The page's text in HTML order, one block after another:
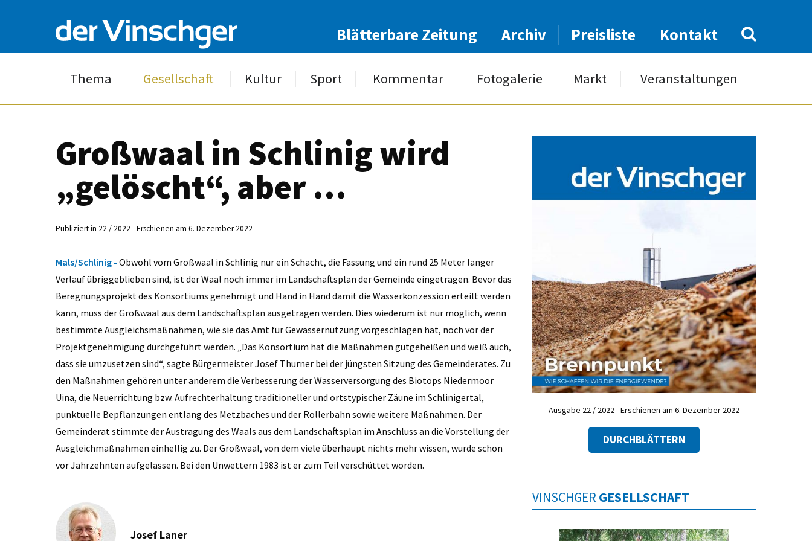
Blätterbare Zeitung Archiv Preisliste Kontakt
Thema Gesellschaft Kultur Sport Kommentar Fotogalerie Markt Veranstaltungen
Großwaal in Schlinig wird
„gelöscht“, aber …
Publiziert in 22 / 2022 - Erschienen am 6. Dezember 2022
Mals/Schlinig - Obwohl vom Großwaal in Schlinig nur ein Schacht, die Fassung und ein rund 25 Meter langer
Verlauf übriggeblieben sind, ist der Waal noch immer im Landschaftsplan der Gemeinde eingetragen. Bevor das
Beregnungsprojekt des Konsortiums genehmigt und Hand in Hand damit die Wasserkonzession erteilt werden
kann, muss der Großwaal aus dem Landschaftsplan ausgetragen werden. Dies wiederum ist nur möglich, wenn
bestimmte Ausgleichsmaßnahmen, wie sie das Amt für Gewässernutzung vorgeschlagen hat, noch vor der
Projektgenehmigung durchgeführt werden. „Das Konsortium hat die Maßnahmen gutgeheißen und weiß auch,
dass sie umzusetzen sind“, sagte Bürgermeister Josef Thurner bei der jüngsten Sitzung des Gemeinderates. Zu
den Maßnahmen gehören unter anderem die Verbesserung der Wasserversorgung des Biotops Niedermoor
Uina, die Neuerrichtung bzw. Aufrechterhaltung traditioneller und ortstypischer Zäune im Schlinigertal,
punktuelle Bepflanzungen entlang des Metzbaches und der Rollerbahn sowie weitere Maßnahmen. Der
Gemeinderat stimmte der Austragung des Waals aus dem Landschaftsplan im Anschluss an die Vorstellung der
Ausgleichmaßnahmen einhellig zu. Der Großwaal, von dem viele überhaupt nichts mehr wissen, wurde schon
vor Jahrzehnten aufgelassen. Bei den Unwettern 1983 ist er zum Teil verschüttet worden.
Josef Laner
Ausgabe 22 / 2022 - Erschienen am 6. Dezember 2022
DURCHBLÄTTERN
VINSCHGER GESELLSCHAFT